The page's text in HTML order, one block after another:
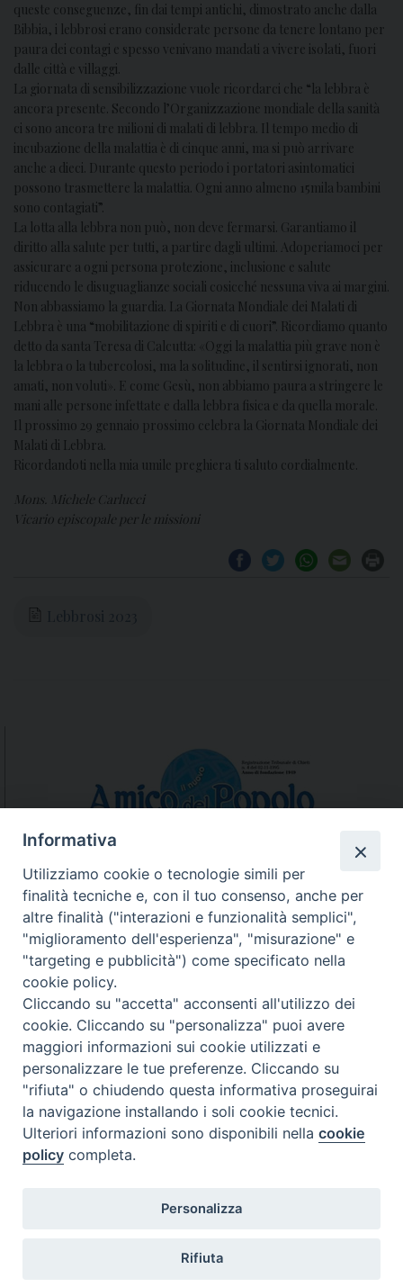
queste conseguenze, fin dai tempi antichi, dimostrato anche dalla
Bibbia, i lebbrosi erano considerate persone da tenere lontano per
paura dei contagi e spesso venivano mandati a vivere isolati, fuori
dalle città e villaggi.
La giornata di sensibilizzazione vuole ricordarci che “la lebbra è
ancora presente. Secondo l’Organizzazione mondiale della sanità
ci sono ancora tre milioni di malati di lebbra. Il tempo medio di
incubazione della malattia è di cinque anni, ma si può arrivare
anche a dieci. Durante questo periodo i portatori asintomatici
possono trasmettere la malattia. Ogni anno almeno 15mila bambini
sono contagiati”.
La lotta alla lebbra non può, non deve fermarsi. Garantiamo il
diritto alla salute per tutti, a partire dagli ultimi. Adoperiamoci per
assicurare a ogni persona protezione, inclusione e salute
riducendo le disuguaglianze sociali cosicché nessuna viva ai margini.
Non abbassiamo la guardia. La Giornata Mondiale dei Malati di
Lebbra è una “mobilitazione di spiriti e di cuori”. Ricordiamo quanto
detto da santa Teresa di Calcutta: «Oggi la malattia più grave non è
la lebbra o la tubercolosi, ma la solitudine, il sentirsi ignorati, non
amati, non voluti». E come Gesù, non abbiamo paura a stringere le
mani alle persone infettate e dalla lebbra fisica e da quella morale.
Il prossimo 29 gennaio prossimo celebra la Giornata Mondiale dei
Malati di Lebbra.
Ricordandoti nella mia umile preghiera ti saluto cordialmente.
Mons. Michele Carlucci
Vicario episcopale per le missioni
N.7/8 LUGLIO AGOSTO
N. 6 GIUGNO 2026
N°5 MAGGIO 2026
N° 4 APRILE 2026
Informativa
Utilizziamo cookie o tecnologie simili per
finalità tecniche e, con il tuo consenso, anche per
altre finalità ("interazioni e funzionalità semplici",
"miglioramento dell'esperienza", "misurazione" e
"targeting e pubblicità") come specificato nella
cookie policy.
Cliccando su "accetta" acconsenti all'utilizzo dei
cookie. Cliccando su "personalizza" puoi avere
maggiori informazioni sui cookie utilizzati e
personalizzare le tue preferenze. Cliccando su
"rifiuta" o chiudendo questa informativa proseguirai
la navigazione installando i soli cookie tecnici.
Ulteriori informazioni sono disponibili nellacookie
policy completa.
Personalizza
Rifiuta